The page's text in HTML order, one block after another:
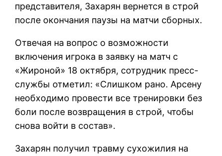
представителя, Захарян вернется в строй
после окончания паузы на матчи сборных.
Отвечая на вопрос о возможности
включения игрока в заявку на матч с
«Жироной» 18 октября, сотрудник пресс-
службы отметил: «Слишком рано. Арсену
необходимо провести все тренировки без
боли после возвращения в строй, чтобы
снова войти в состав».
Захарян получил травму сухожилия на